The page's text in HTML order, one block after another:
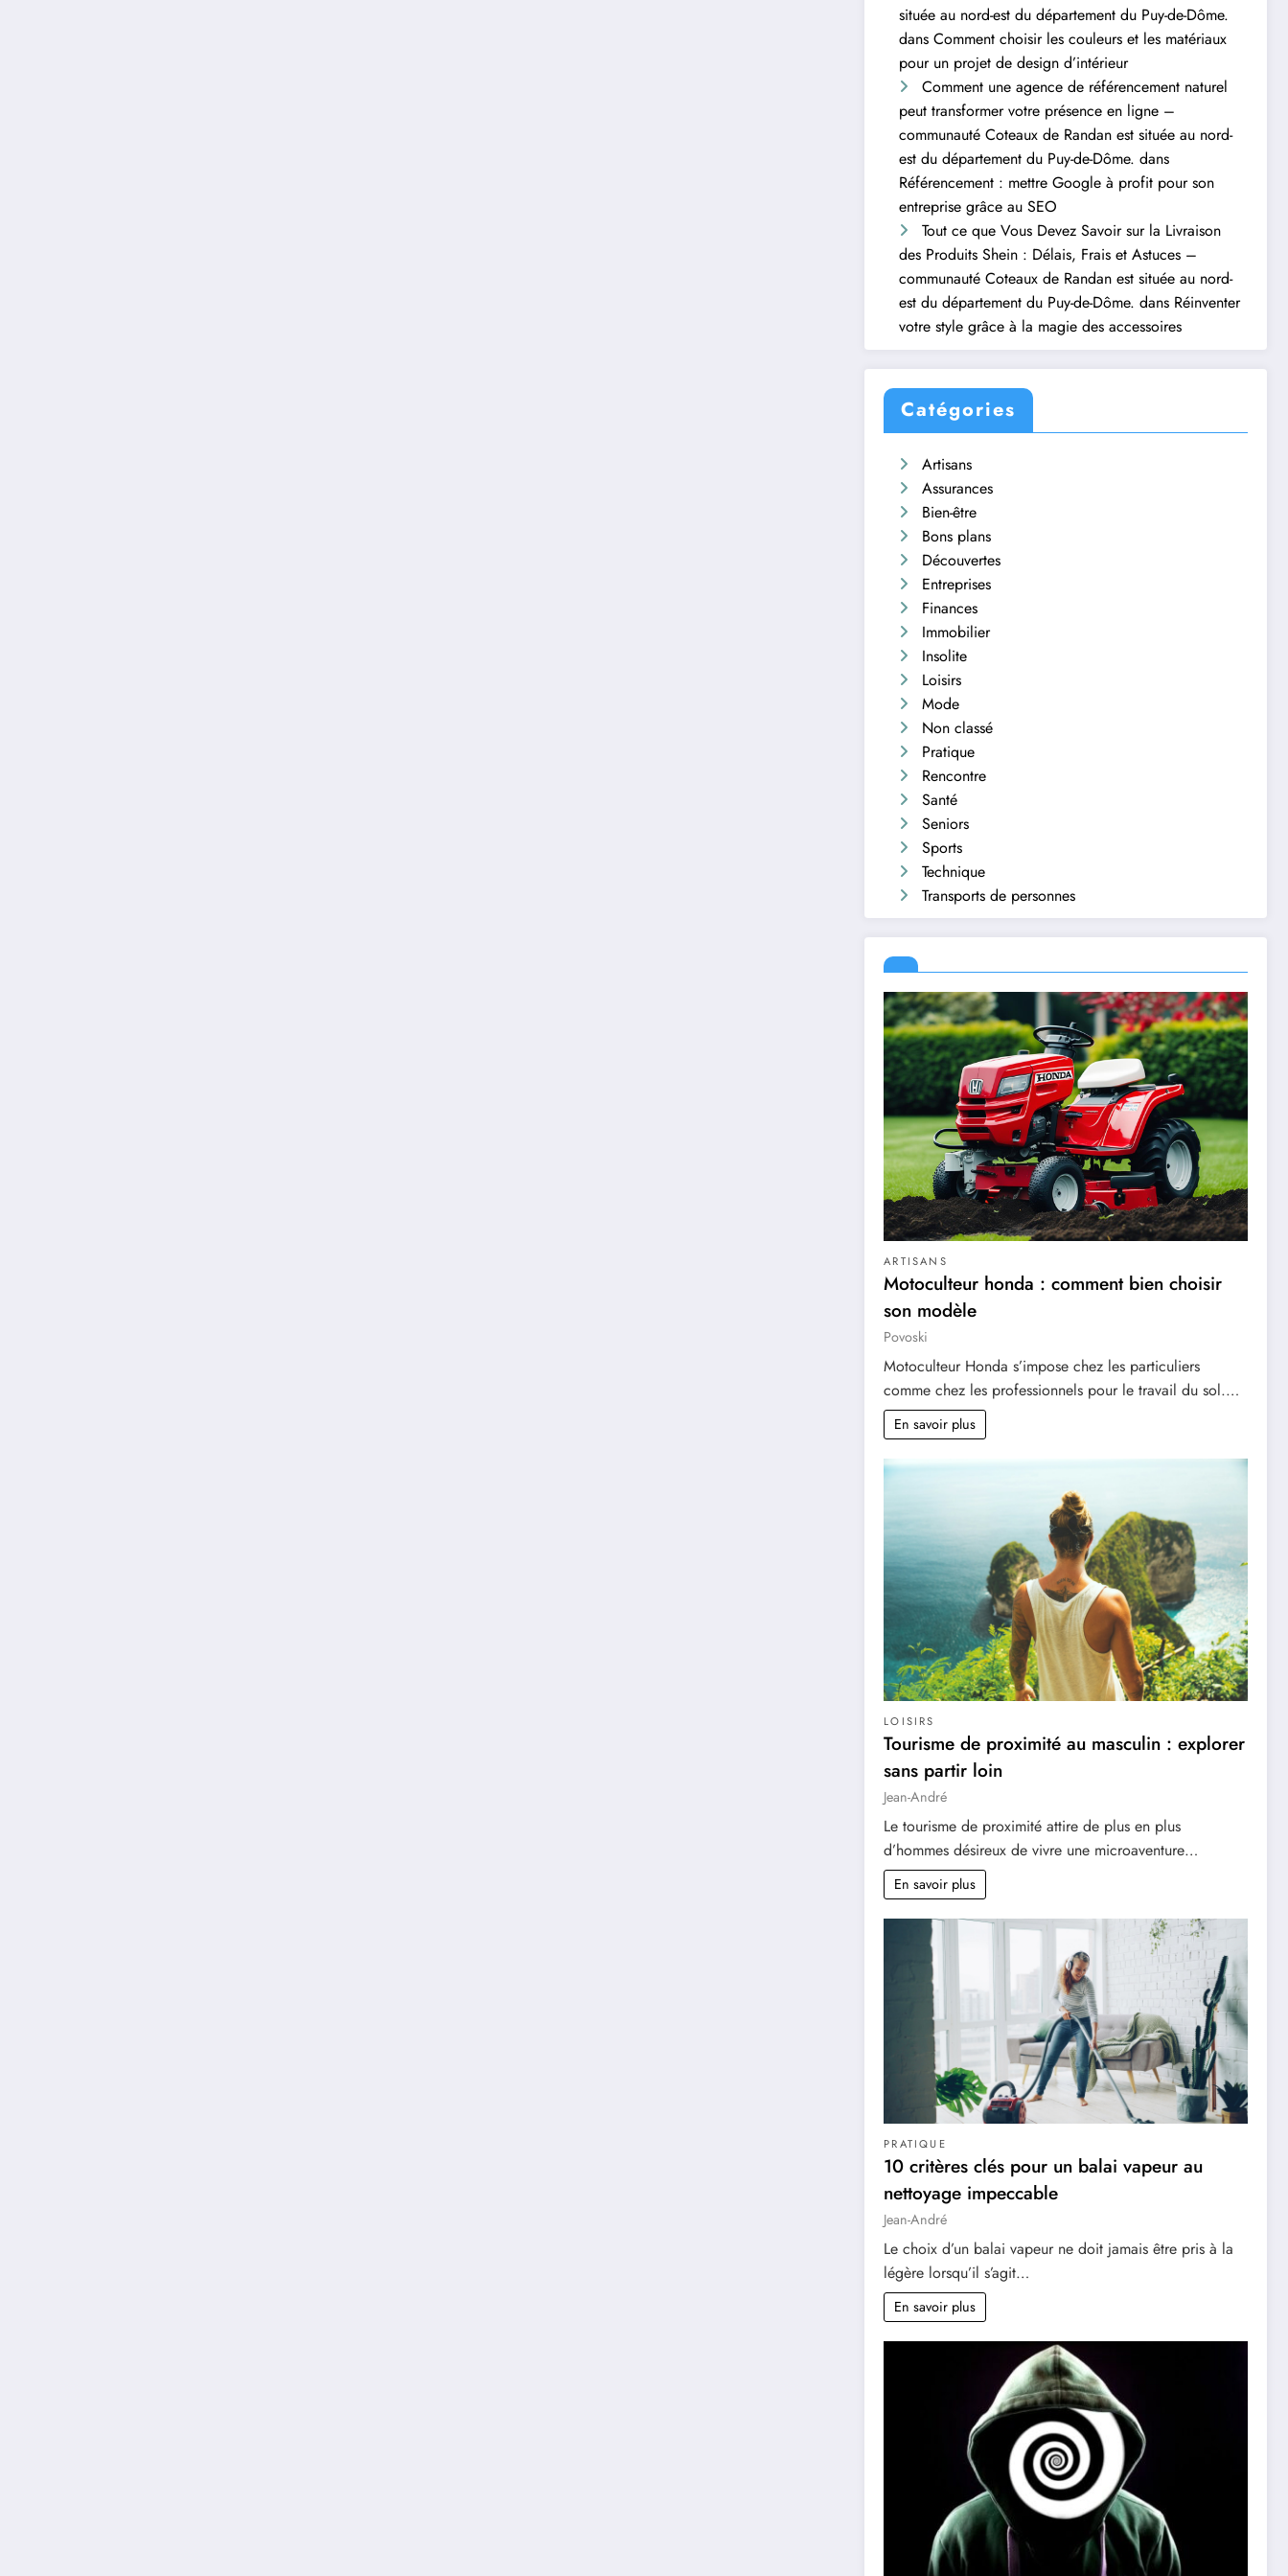
située au nord-est du département du Puy-de-Dôme.
dansComment choisir les couleurs et les matériaux
pour un projet de design d’intérieur
Comment une agence de référencement naturel
peut transformer votre présence en ligne –
communauté Coteaux de Randan est située au nord-
est du département du Puy-de-Dôme. dans
Référencement : mettre Google à profit pour son
entreprise grâce au SEO
Tout ce que Vous Devez Savoir sur la Livraison
des Produits Shein : Délais, Frais et Astuces –
communauté Coteaux de Randan est située au nord-
est du département du Puy-de-Dôme. dans Réinventer
votre style grâce à la magie des accessoires
Catégories
Artisans
Assurances
Bien-être
Bons plans
Découvertes
Entreprises
Finances
Immobilier
Insolite
Loisirs
Mode
Non classé
Pratique
Rencontre
Santé
Seniors
Sports
Technique
Transports de personnes
ARTISANS
Motoculteur honda : comment bien choisir
son modèle
Povoski
Motoculteur Honda s’impose chez les particuliers
comme chez les professionnels pour le travail du sol.…
En savoir plus
LOISIRS
Tourisme de proximité au masculin : explorer
sans partir loin
Jean-André
Le tourisme de proximité attire de plus en plus
d’hommes désireux de vivre une microaventure…
En savoir plus
PRATIQUE
10 critères clés pour un balai vapeur au
nettoyage impeccable
Jean-André
Le choix d’un balai vapeur ne doit jamais être pris à la
légère lorsqu’il s’agit…
En savoir plus